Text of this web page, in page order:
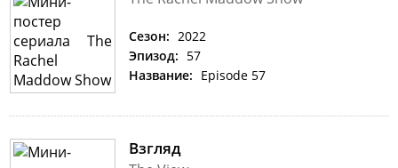
Сезон: 2022
Эпизод: 57
Название: Episode 57
Взгляд